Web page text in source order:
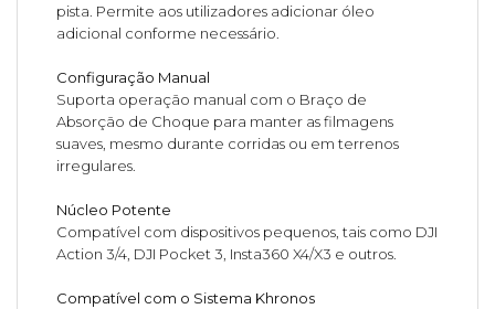
pista. Permite aos utilizadores adicionar óleo
adicional conforme necessário.
Configuração Manual
Suporta operação manual com o Braço de
Absorção de Choque para manter as filmagens
suaves, mesmo durante corridas ou em terrenos
irregulares.
Núcleo Potente
Compatível com dispositivos pequenos, tais como DJI
Action 3/4, DJI Pocket 3, Insta360 X4/X3 e outros.
Compatível com o Sistema Khronos